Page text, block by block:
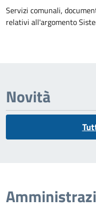
Dettagli
Servizi comunali,
relativi all'argomento
Novità